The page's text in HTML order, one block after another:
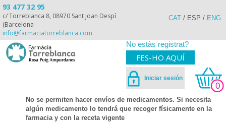
93 477 32 95
c/ Torreblanca 8, 08970 Sant Joan Despí
(Barcelona
info@farmaciatorreblanca.com
CAT / ESP / ENG
No estàs registrat?
FES-HO AQUÍ
Iniciar sesión
0
No se permiten hacer envíos de medicamentos. Si necesita
algún medicamento lo tendrá que recoger físicamente en la
farmacia y con la receta vigente